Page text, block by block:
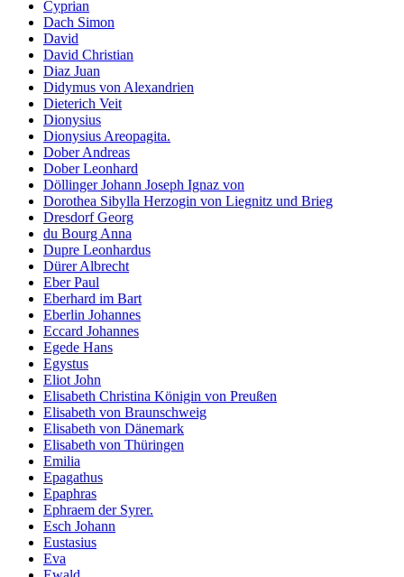
Cyprian
Dach Simon
David
David Christian
Diaz Juan
Didymus von Alexandrien
Dieterich Veit
Dionysius
Dionysius Areopagita.
Dober Andreas
Dober Leonhard
Döllinger Johann Joseph Ignaz von
Dorothea Sibylla Herzogin von Liegnitz und Brieg
Dresdorf Georg
du Bourg Anna
Dupre Leonhardus
Dürer Albrecht
Eber Paul
Eberhard im Bart
Eberlin Johannes
Eccard Johannes
Egede Hans
Egystus
Eliot John
Elisabeth Christina Königin von Preußen
Elisabeth von Braunschweig
Elisabeth von Dänemark
Elisabeth von Thüringen
Emilia
Epagathus
Epaphras
Ephraem der Syrer.
Esch Johann
Eustasius
Eva